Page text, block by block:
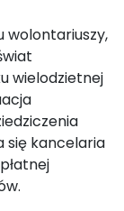
wolontariuszy,
wielodzietnej
się kancelaria